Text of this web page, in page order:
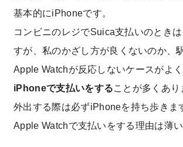
基本的にiPhoneです。
コンビニのレジでSuica支払いのとき
すが、私のかざし方が良くないのか、
Apple Watchが反応しないケースがよ
iPhoneで支払いをすることが多くあり
外出する際は必ずiPhoneを持ち歩きま
Apple Watchで支払いをする理由は薄い